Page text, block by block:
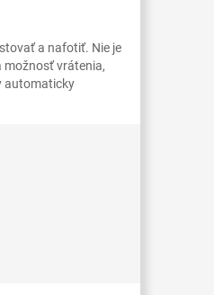
a nafotiť. Nie je
možnosť vrátenia,
automaticky